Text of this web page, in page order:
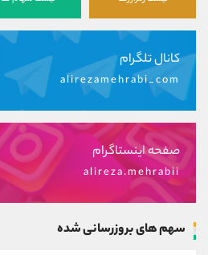
کانال تلگرام
alirezamehrabi_com
صفحه اینستاگرام
alireza.mehrabii
سهم های بروزرسانی شده
کانال بله